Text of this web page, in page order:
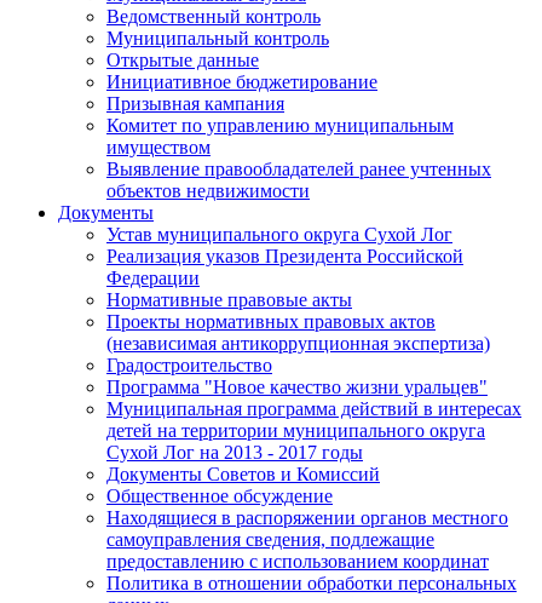
Ведомственный контроль
Муниципальный контроль
Открытые данные
Инициативное бюджетирование
Призывная кампания
Комитет по управлению муниципальным
имуществом
Выявление правообладателей ранее учтенных
объектов недвижимости
Документы
Устав муниципального округа Сухой Лог
Реализация указов Президента Российской
Федерации
Нормативные правовые акты
Проекты нормативных правовых актов
(независимая антикоррупционная экспертиза)
Градостроительство
Программа "Новое качество жизни уральцев"
Муниципальная программа действий в интересах
детей на территории муниципального округа
Сухой Лог на 2013 - 2017 годы
Документы Советов и Комиссий
Общественное обсуждение
Находящиеся в распоряжении органов местного
самоуправления сведения, подлежащие
предоставлению с использованием координат
Политика в отношении обработки персональных